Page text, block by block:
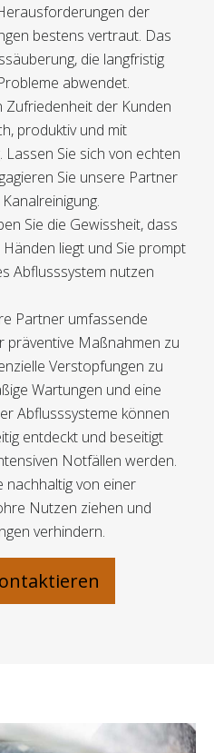
der
bestens vertraut. Das
die langfristig
abwendet.
der Kunden
produktiv und mit
Sie sich von echten
Sie unsere Partner
Sie die Gewissheit, dass
liegt und Sie prompt
Abflusssystem nutzen
Partner umfassende
präventive Maßnahmen zu
Verstopfungen zu
Wartungen und eine
Abflusssysteme können
entdeckt und beseitigt
Notfällen werden.
nachhaltig von einer
Nutzen ziehen und
verhindern.